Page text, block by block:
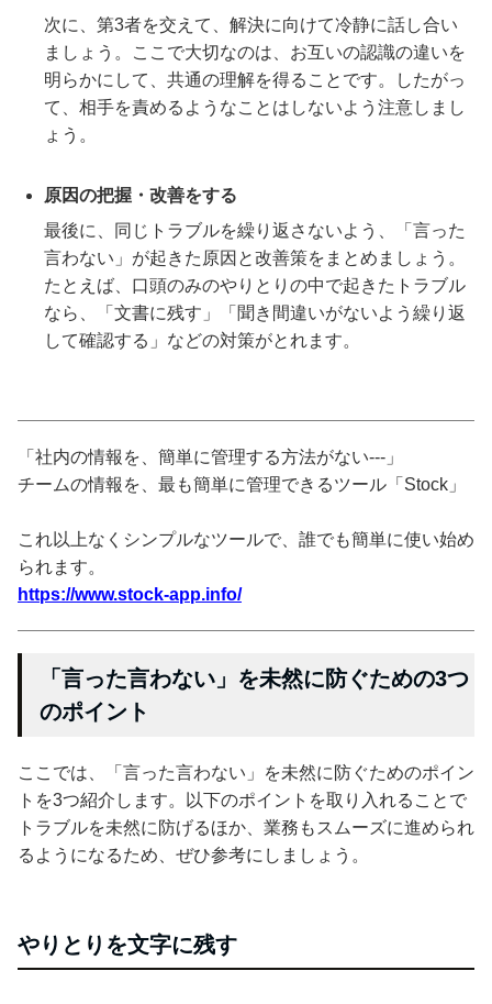
次に、第3者を交えて、解決に向けて冷静に話し合い
ましょう。ここで大切なのは、お互いの認識の違いを
明らかにして、共通の理解を得ることです。したがっ
て、相手を責めるようなことはしないよう注意しまし
ょう。
原因の把握・改善をする
最後に、同じトラブルを繰り返さないよう、「言った
言わない」が起きた原因と改善策をまとめましょう。
たとえば、口頭のみのやりとりの中で起きたトラブル
なら、「文書に残す」「聞き間違いがないよう繰り返
して確認する」などの対策がとれます。
「社内の情報を、簡単に管理する方法がない---」
チームの情報を、最も簡単に管理できるツール「Stock」
これ以上なくシンプルなツールで、誰でも簡単に使い始め
られます。
https://www.stock-app.info/
「言った言わない」を未然に防ぐための3つ
のポイント
ここでは、「言った言わない」を未然に防ぐためのポイン
トを3つ紹介します。以下のポイントを取り入れることで
トラブルを未然に防げるほか、業務もスムーズに進められ
るようになるため、ぜひ参考にしましょう。
やりとりを文字に残す